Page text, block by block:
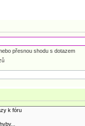
přesnou shodu s dotazem